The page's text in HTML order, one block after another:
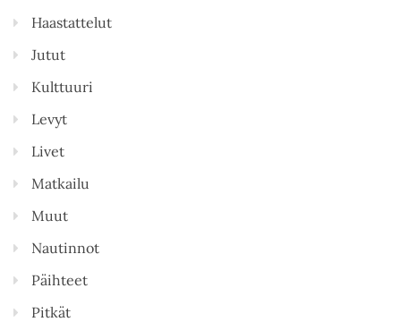
Haastattelut
Jutut
Kulttuuri
Levyt
Livet
Matkailu
Muut
Nautinnot
Päihteet
Pitkät